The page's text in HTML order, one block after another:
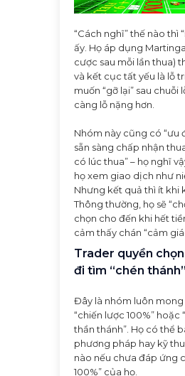
“Cách nghĩ” thế nào thì
ấy. Họ áp dụng
cược sau mỗi lần thua)
và kết cục tất yếu là lỗ
muốn “gỡ lại” sau chuỗi
càng lỗ nặng hơn.
Nhóm này cũng có “ưu
sẵn sàng chấp nhận
có lúc thua” – họ nghĩ
họ xem giao dịch như
Nhưng kết quả thì ít khi
Thông thường, họ sẽ
chọn cho đến khi hết
cảm thấy chán “cảm
Trader quyền
đi tìm “chén thánh”
Đây là nhóm luôn mong
“chiến lược 100%” hoặc
thần thánh”. Họ có thể
phương pháp hay kỹ
nào nếu chưa đáp ứng
100%” của họ.